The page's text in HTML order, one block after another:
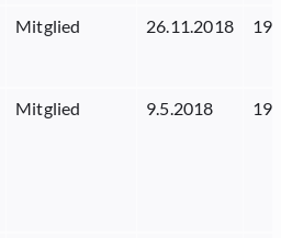
Mitglied 26.11.2018
Mitglied 9.5.2018